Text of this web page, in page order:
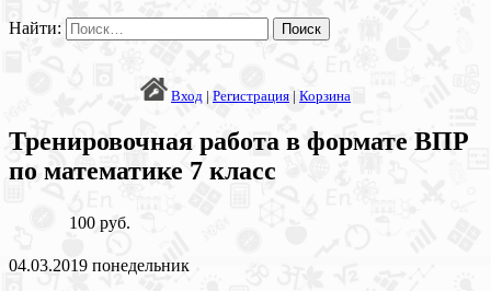
Найти:
Вход | Регистрация | Корзина
Тренировочная работа в формате ВПР
по математике 7 класс
100 руб.
04.03.2019 понедельник